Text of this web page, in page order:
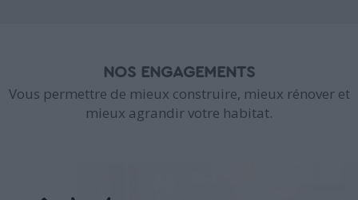
NOS ENGAGEMENTS
Vous permettre de mieux construire, mieux rénover et
mieux agrandir votre habitat.